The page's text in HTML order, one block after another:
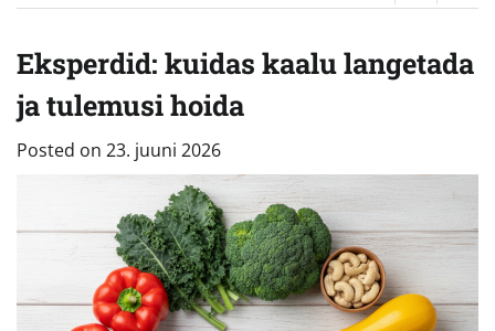
Eksperdid: kuidas kaalu langetada
ja tulemusi hoida
Posted on 23. juuni 2026